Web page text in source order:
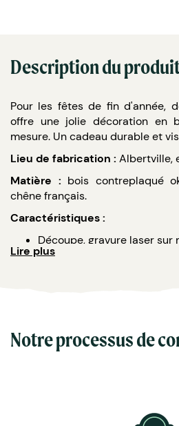
Description du
Pour les fêtes de fin d'année,
offre une jolie décoration en
mesure. Un cadeau durable et
Lieu de fabrication : Albertville,
Matière : bois contreplaqué
chêne français.
Caractéristiques :
Découpe, gravure laser sur
Dimensions maximales : 9 x
Lire plus
Notre processus de